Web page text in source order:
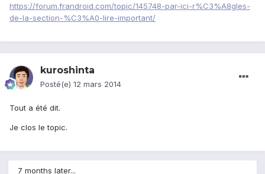
https://forum.frandroid.com/topic/145748-par-ici-r%C3%A8gles-
de-la-section-%C3%A0-lire-important/
kuroshinta
Posté(e) 12 mars 2014
Tout a été dit.
Je clos le topic.
7 months later...